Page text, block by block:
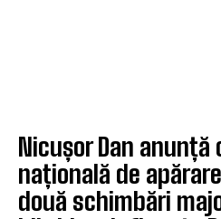
Nicușor Dan
națională de
două schimbări